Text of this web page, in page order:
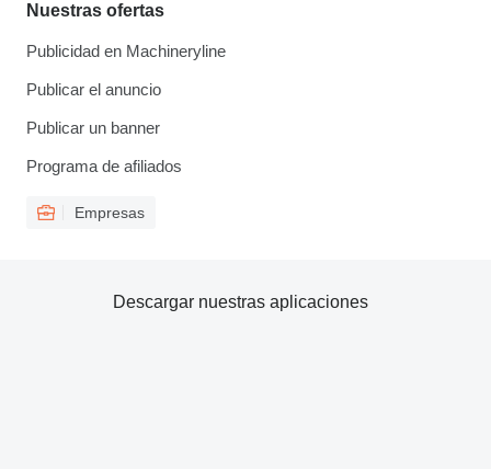
Nuestras ofertas
Publicidad en Machineryline
Publicar el anuncio
Publicar un banner
Programa de afiliados
Empresas
Descargar nuestras aplicaciones